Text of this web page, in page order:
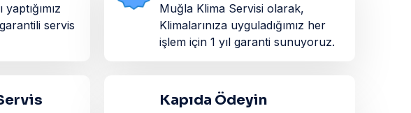
yaptığımız
servis
Muğla Klima Servisi olarak,
Klimalarınıza uyguladığımız her
işlem için 1 yıl garanti sunuyoruz.
Kapıda Ödeyin